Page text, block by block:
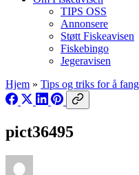
TIPS OSS
Annonsere
Støtt Fiskeavisen
Fiskebingo
Jegeravisen
Hjem » Tips og triks for å
pict36495